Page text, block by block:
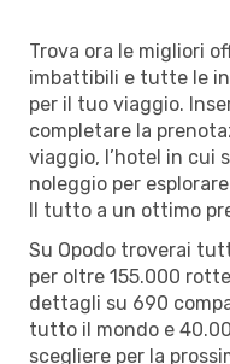
Trova ora le migliori
imbattibili e tutte le
per il tuo viaggio.
completare la
viaggio, l’hotel in cui
noleggio per
Il tutto a un ottimo
Su Opodo troverai
per oltre 155.000
dettagli su 690
tutto il mondo e
scegliere per la